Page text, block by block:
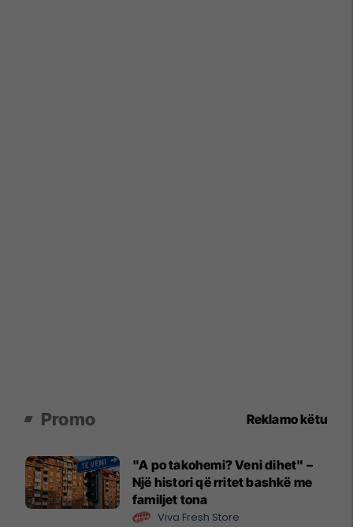
Promo Reklamo këtu
"A po takohemi? Veni dihet" –
Një histori që rritet bashkë me
familjet tona
Viva Fresh Store